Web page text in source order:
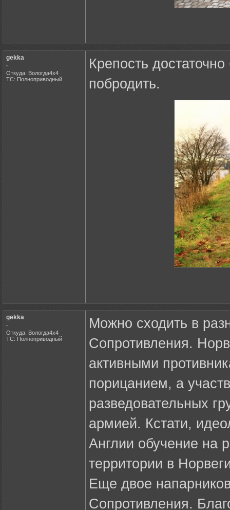
gekka
.
Откуда: Вологда4х4
ТС: Полноприводный
Крепость
побродить.
gekka
.
Откуда: Вологда4х4
ТС: Полноприводный
Можно сходить в
Сопротивления.
активными
порицанием, а
разведовательных
армией. Кстати,
Англии обучение на
территории в
Еще двое
Сопротивления.